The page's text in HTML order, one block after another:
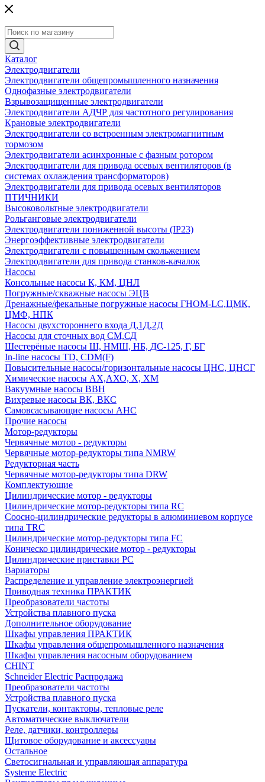
Каталог
Электродвигатели
Электродвигатели общепромышленного назначения
Однофазные электродвигатели
Взрывозащищенные электродвигатели
Электродвигатели АДЧР для частотного регулирования
Крановые электродвигатели
Электродвигатели со встроенным электромагнитным
тормозом
Электродвигатели асинхронные с фазным ротором
Электродвигатели для привода осевых вентиляторов (в
системах охлаждения трансформаторов)
Электродвигатели для привода осевых вентиляторов
ПТИЧНИКИ
Высоковольтные электродвигатели
Рольганговые электродвигатели
Электродвигатели пониженной высоты (IP23)
Энергоэффективные электродвигатели
Электродвигатели с повышенным скольжением
Электродвигатели для привода станков-качалок
Насосы
Консольные насосы К, КМ, ЦНЛ
Погружные/скважные насосы ЭЦВ
Дренажные/фекальные погружные насосы ГНОМ-LC,ЦМК,
ЦМФ, НПК
Насосы двухстороннего входа Д,1Д,2Д
Насосы для сточных вод СМ,СД
Шестерёные насосы Ш, НМШ, НБ, ДС-125, Г, БГ
In-line насосы TD, CDM(F)
Повысительные насосы/горизонтальные насосы ЦНС, ЦНСГ
Химические насосы АХ,АХО, Х, ХМ
Вакуумные насосы ВВН
Вихревые насосы ВК, ВКС
Самовсасывающие насосы АНС
Прочие насосы
Мотор-редукторы
Червячные мотор - редукторы
Червячные мотор-редукторы типа NMRW
Редукторная часть
Червячные мотор-редукторы типа DRW
Комплектующие
Цилиндрические мотор - редукторы
Цилиндрические мотор-редукторы типа RC
Соосно-цилиндрические редукторы в алюминиевом корпусе
типа TRC
Цилиндрические мотор-редукторы типа FC
Коническо цилиндрические мотор - редукторы
Цилиндрические приставки PC
Вариаторы
Распределение и управление электроэнергией
Приводная техника ПРАКТИК
Преобразователи частоты
Устройства плавного пуска
Дополнительное оборудование
Шкафы управления ПРАКТИК
Шкафы управления общепромышленного назначения
Шкафы управления насосным оборудованием
CHINT
Schneider Electric Распродажа
Преобразователи частоты
Устройства плавного пуска
Пускатели, контакторы, тепловые реле
Автоматические выключатели
Реле, датчики, контроллеры
Щитовое оборудование и аксессуары
Остальное
Светосигнальная и управляющая аппаратура
Systeme Electric